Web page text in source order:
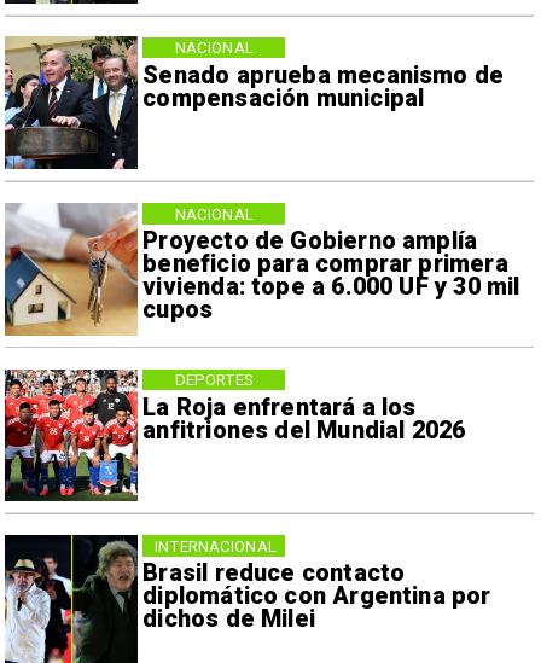
Senado aprueba mecanismo de
compensación municipal
NACIONAL
Proyecto de Gobierno amplía
beneficio para comprar primera
vivienda: tope a 6.000 UF y 30 mil
cupos
NACIONAL
La Roja enfrentará a los
anfitriones del Mundial 2026
DEPORTES
Brasil reduce contacto
diplomático con Argentina por
dichos de Milei
INTERNACIONAL